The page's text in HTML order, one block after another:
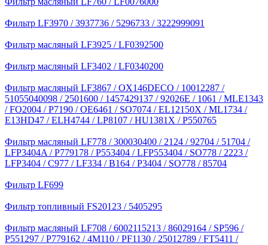
Фильтр LF3970 / 3937736 / 5296733 / 3222999091
Фильтр масляный LF3925 / LF0392500
Фильтр масляный LF3402 / LF0340200
Фильтр масляный LF3867 / OX146DECO / 10012287 /
51055040098 / 2501600 / 1457429137 / 92026E / 1061 / MLE1343
/ FO2004 / P7190 / OE6461 / SO7074 / EL12150X / ML1734 /
E13HD47 / ELH4744 / LP8107 / HU1381X / P550765
Фильтр масляный LF778 / 300030400 / 2124 / 92704 / 51704 /
LFP3404A / P779178 / P553404 / LFP553404 / SO778 / 2223 /
LFP3404 / C977 / LF334 / B164 / P3404 / SO778 / 85704
Фильтр LF699
Фильтр топливный FS20123 / 5405295
Фильтр масляный LF708 / 6002115213 / 86029164 / SP596 /
P551297 / P779162 / 4M110 / PF1130 / 25012789 / FT5411 /